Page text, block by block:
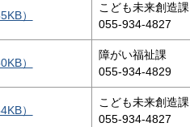
）
こども未来創造課
055-934-4827
）
障がい福祉課
055-934-4829
）
こども未来創造課
055-934-4827